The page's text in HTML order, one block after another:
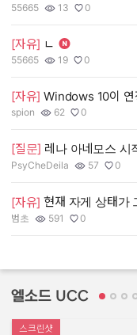
작성자:
55665
조회수:
13
추천수:
0
[자유] ㄴ
작성자:
55665
조회수:
19
추천수:
0
[자유] Windows 10이 연
작성자:
spion
조회수:
62
추천수:
0
[질문] 레나 아네모스 시
작성자:
PsyCheDeila
조회수:
57
추천수:
0
[자유] 현재 자게 상태가
작성자:
범초
조회수:
591
추천수:
0
엘소드 UCC
스크린샷